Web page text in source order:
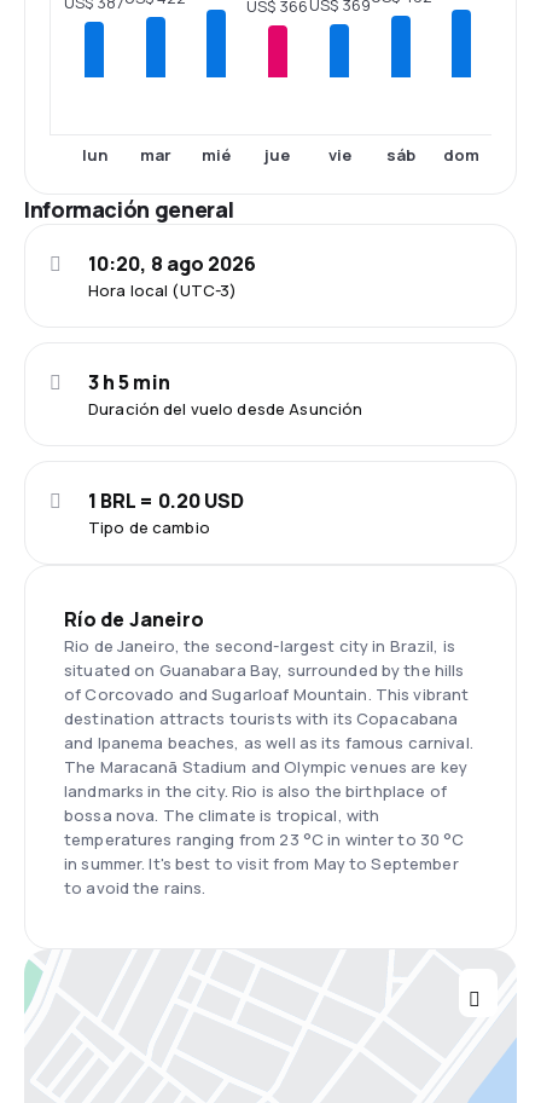
lun mar mié
US$ 366
jue
US$ 369
vie sáb dom
Información general
Hora local (UTC-3)
10:20, 8 ago 2026
Duración del vuelo desde Asunción
3 h 5 min
Tipo de cambio
1 BRL = 0.20 USD
Río de Janeiro
Rio de Janeiro, the second-largest city in Brazil, is
situated on Guanabara Bay, surrounded by the hills
of Corcovado and Sugarloaf Mountain. This vibrant
destination attracts tourists with its Copacabana
and Ipanema beaches, as well as its famous carnival.
The Maracanã Stadium and Olympic venues are key
landmarks in the city. Rio is also the birthplace of
bossa nova. The climate is tropical, with
temperatures ranging from 23 °C in winter to 30 °C
in summer. It's best to visit from May to September
to avoid the rains.